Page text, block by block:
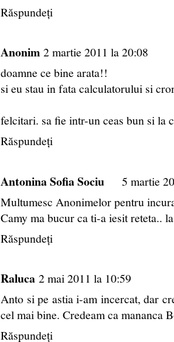
Răspundeți
Anonim 2 martie 2011 la 20:08
doamne ce bine arata!!
si eu stau in fata calculatorului si
felcitari. sa fie intr-un ceas bun si la
Răspundeți
Antonina Sofia Sociu
5 martie
Multumesc Anonimelor pentru
Camy ma bucur ca ti-a iesit reteta..
Răspundeți
Raluca 2 mai 2011 la 10:59
Anto si pe astia i-am incercat, dar
cel mai bine. Credeam ca mananca
Răspundeți